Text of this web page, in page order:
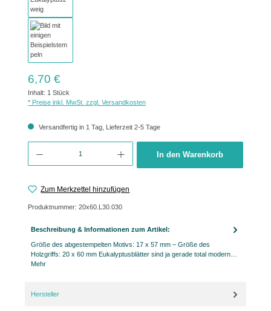
Regulärer Preis:
6,70 €
Inhalt: 1 Stück
* Preise inkl. MwSt. zzgl. Versandkosten
Versandfertig in 1 Tag, Lieferzeit 2-5 Tage
In den Warenkorb
Zum Merkzettel hinzufügen
Produktnummer: 20x60.L30.030
Beschreibung & Informationen zum Artikel:
Größe des abgestempelten Motivs: 17 x 57 mm – Größe des
Holzgriffs: 20 x 60 mm Eukalyptusblätter sind ja gerade total modern…
Mehr
Hersteller